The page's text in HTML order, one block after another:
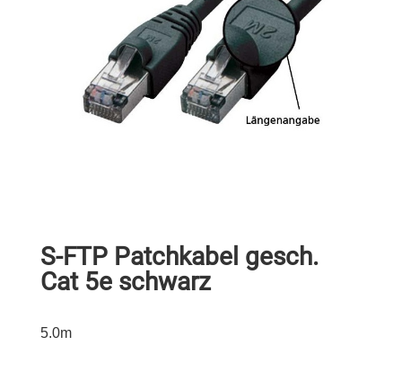
S-FTP Patchkabel gesch.
Cat 5e schwarz
5.0m